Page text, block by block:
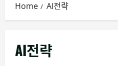
Home AI전략
AI전략